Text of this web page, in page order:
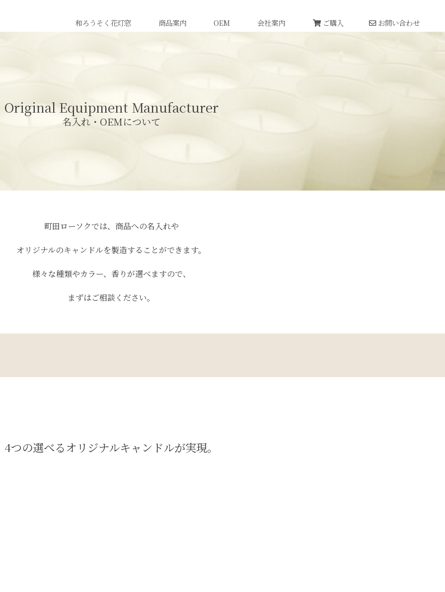
和ろうそく花灯窓 商品案内 OEM 会社案内 ご購入 お問い合わせ
Original Equipment Manufacturer
名入れ・OEMについて
町田ローソクでは、 商品への名入れや
オリジナルのキャンドルを製造することができます。
様々な種類やカラー、 香りが選べますので、
まずはご相談ください。
4つの選べるオリジナルキャンドルが実現。